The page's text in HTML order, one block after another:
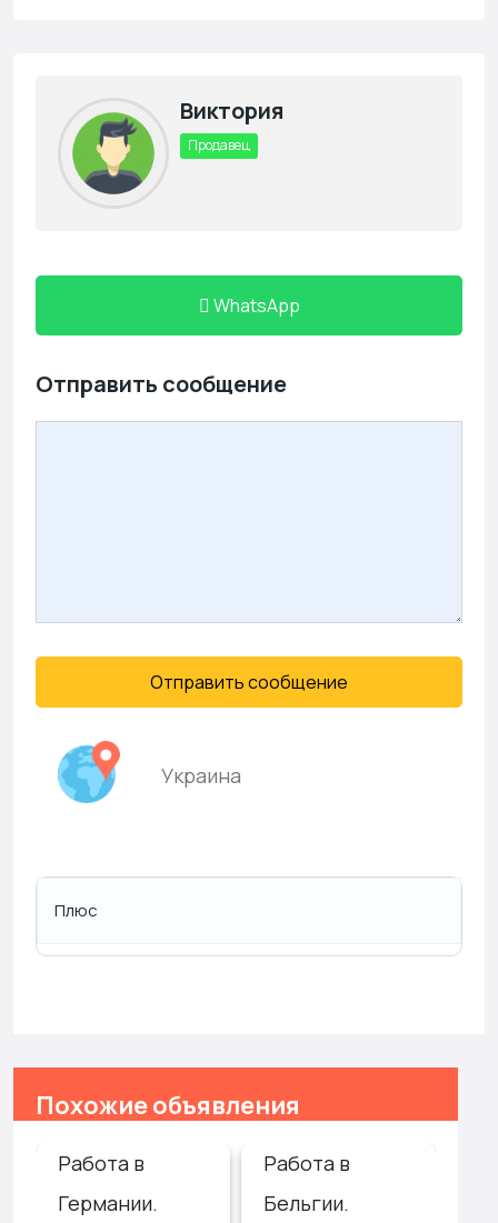
Виктория
Продавец
WhatsApp
Отправить сообщение
Отправить сообщение
Украина
Плюс
Похожие объявления
Работа в
Германии.
Работа в
Бельгии.